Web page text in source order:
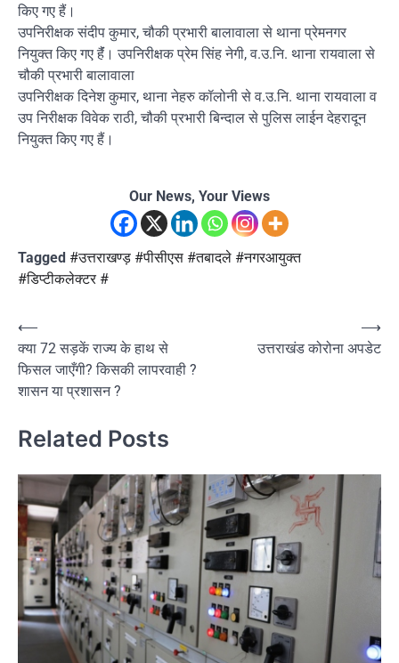
किए गए हैं।
उपनिरीक्षक संदीप कुमार, चौकी प्रभारी बालावाला से थाना प्रेमनगर
नियुक्त किए गए हैंं। उपनिरीक्षक प्रेम सिंह नेगी, व.उ.नि. थाना रायवाला से
चौकी प्रभारी बालावाला
उपनिरीक्षक दिनेश कुमार, थाना नेहरु कॉलोनी से व.उ.नि. थाना रायवाला व
उप निरीक्षक विवेक राठी, चौकी प्रभारी बिन्दाल से पुलिस लाईन देहरादून
नियुक्त किए गए हैं।
Our News, Your Views
Tagged #उत्तराखण्ड़ #पीसीएस #तबादले #नगरआयुक्त
#डिप्टीकलेक्टर #
Post
navigation
⟵
क्या 72 सड़कें राज्य के हाथ से
फिसल जाएँगी? किसकी लापरवाही ?
शासन या प्रशासन ?
उत्तराखंड कोरोना अपडेट
⟶
Related Posts